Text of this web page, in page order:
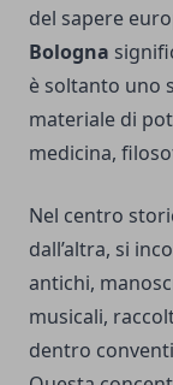
del sapere
Bologna
è soltanto uno
materiale di
medicina,
Nel centro
dall’altra, si
antichi,
musicali,
dentro